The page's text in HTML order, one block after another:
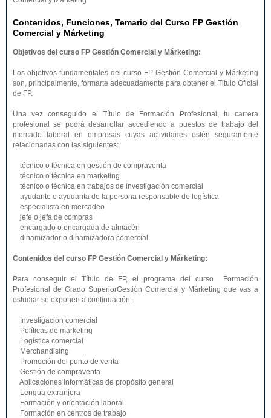
Contenidos, Funciones, Temario del Curso FP Gestión
Comercial y Márketing
Objetivos del curso FP Gestión Comercial y Márketing:
Los objetivos fundamentales del curso FP Gestión Comercial y Márketing
son, principalmente, formarte adecuadamente para obtener el Titulo Oficial
de FP.
Una vez conseguido el Título de Formación Profesional, tu carrera
profesional se podrá desarrollar accediendo a puestos de trabajo del
mercado laboral en empresas cuyas actividades estén seguramente
relacionadas con las siguientes:
técnico o técnica en gestión de compraventa
técnico o técnica en marketing
técnico o técnica en trabajos de investigación comercial
ayudante o ayudanta de la persona responsable de logística
especialista en mercadeo
jefe o jefa de compras
encargado o encargada de almacén
dinamizador o dinamizadora comercial
Contenidos del curso FP Gestión Comercial y Márketing:
Para conseguir el Título de FP, el programa del curso Formación
Profesional de Grado SuperiorGestión Comercial y Márketing que vas a
estudiar se exponen a continuación:
Investigación comercial
Políticas de marketing
Logística comercial
Merchandising
Promoción del punto de venta
Gestión de compraventa
Aplicaciones informáticas de propósito general
Lengua extranjera
Formación y orientación laboral
Formación en centros de trabajo